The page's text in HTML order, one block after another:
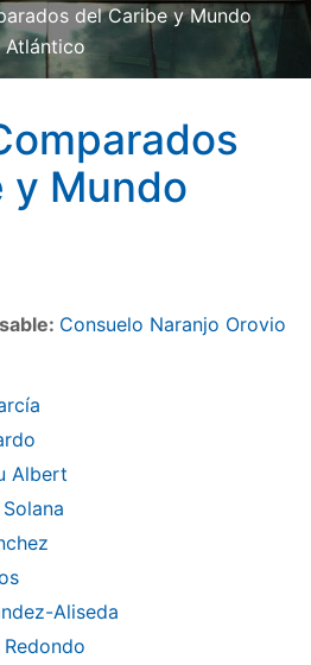
del Caribe y Mundo
Atlántico
y Mundo
Consuelo Naranjo Orovio
Albert
Aliseda